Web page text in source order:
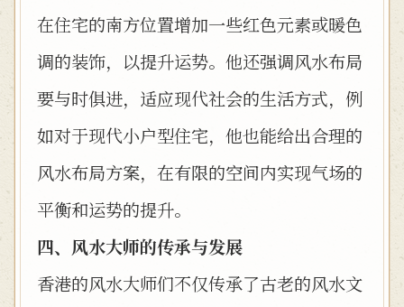
在住宅的南方位置增加一些红色元素或暖色
调的装饰，以提升运势。他还强调风水布局
要与时俱进，适应现代社会的生活方式，例
如对于现代小户型住宅，他也能给出合理的
风水布局方案，在有限的空间内实现气场的
平衡和运势的提升。
四、风水大师的传承与发展
香港的风水大师们不仅传承了古老的风水文